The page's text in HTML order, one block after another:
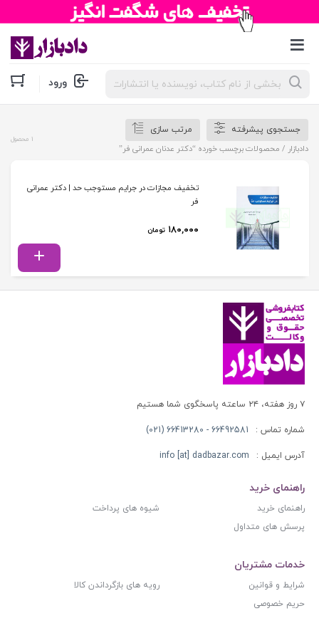
جستجوی
محصولات ورود
جستجوی پیشرفته
مرتب سازی
دادبازار / محصولات برچسب خورده “دکتر عدنان عمرانی فر”
1 محصول
تخفیف مجازات در جرایم مستوجب حد | دکتر عمرانی
فر
۱۸۰,۰۰۰ تومان
۷ روز هفته، ۲۴ ساعته پاسخگوی شما هستیم
شماره تماس : 66492581 - 66413280 (021)
آدرس ایمیل : info [at] dadbazar.com
راهنمای خرید
راهنمای خرید
شیوه های پرداخت
پرسش های متداول
خدمات مشتریان
شرایط و قوانین
رویه های بازگرداندن کالا
حریم خصوصی